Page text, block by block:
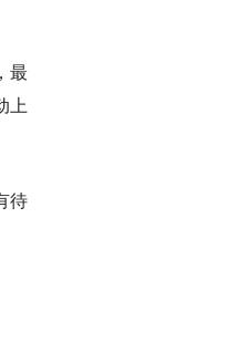
最
上
待